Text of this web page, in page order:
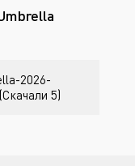
2026-
5)